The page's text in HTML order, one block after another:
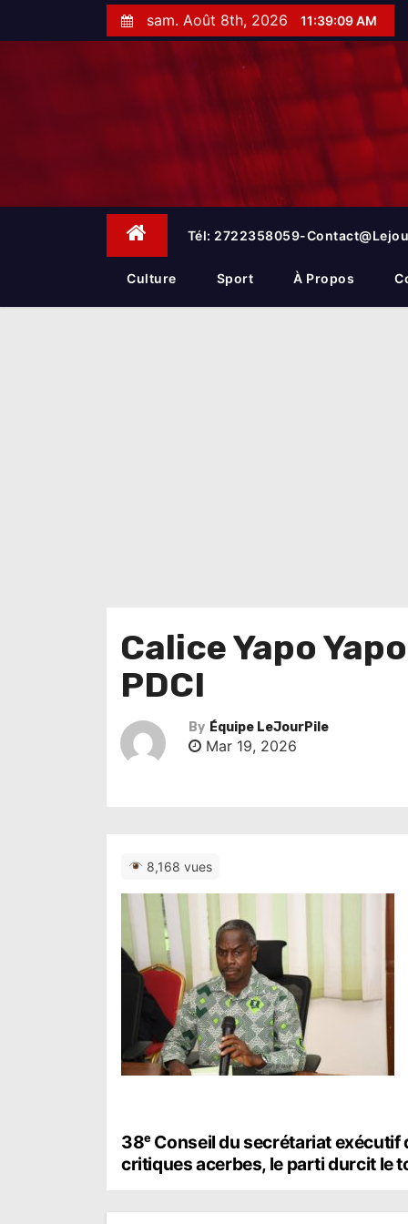
t
sam. Août 8th, 2026 11:39:10 AM
Tél: 2722358059-
Culture Sport À Propos
Calice Yapo
PDCI
By Équipe LeJourPile
Mar 19, 2026
8,168 vues
N
a
38ᵉ Conseil du secrétariat exécutif
critiques acerbes, le parti durcit le